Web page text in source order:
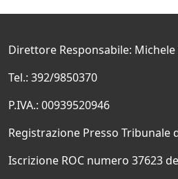
Direttore Responsabile: Michele
Tel.: 392/9850370
P.IVA.: 00939520946
Registrazione Presso Tribunale
Iscrizione ROC numero 37623